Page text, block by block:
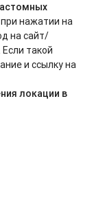
нажатии на
на сайт/
такой
и ссылку на
локации в